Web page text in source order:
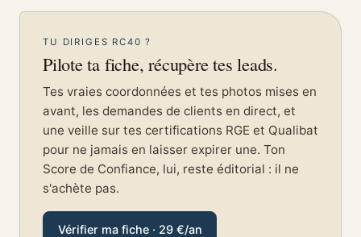
TU DIRIGES RC40 ?
Pilote ta fiche, récupère tes leads.
Tes vraies coordonnées et tes photos mises en
avant, les demandes de clients en direct, et
une veille sur tes certifications RGE et Qualibat
pour ne jamais en laisser expirer une. Ton
Score de Confiance, lui, reste éditorial : il ne
s'achète pas.
Vérifier ma fiche · 29 €/an